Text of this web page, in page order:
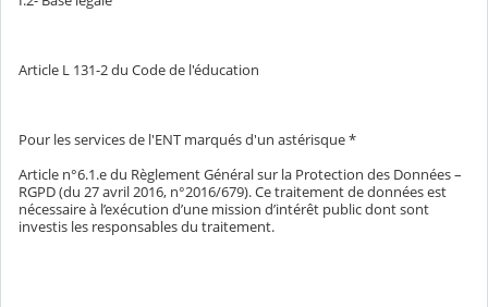
Article L 131-2 du Code de l'éducation
Pour les services de l'ENT marqués d'un astérisque *
Article n°6.1.e du Règlement Général sur la Protection des Données –
RGPD (du 27 avril 2016, n°2016/679). Ce traitement de données est
nécessaire à l’exécution d’une mission d’intérêt public dont sont
investis les responsables du traitement.